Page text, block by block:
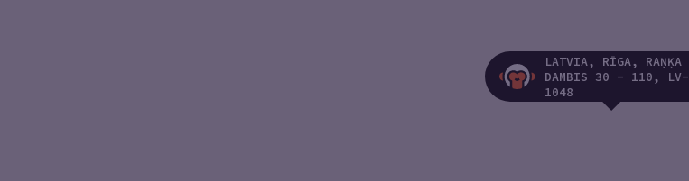
LATVIA, RĪGA, RAŅĶA
DAMBIS 30 - 110, LV-
1048